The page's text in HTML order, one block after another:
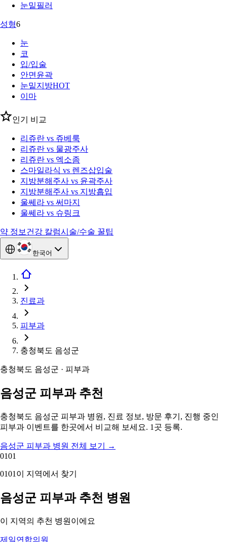
눈밑필러
성형6
눈
코
입/입술
안면윤곽
눈밑지방HOT
이마
인기 비교
리쥬란 vs 쥬베룩
리쥬란 vs 물광주사
리쥬란 vs 엑소좀
스마일라식 vs 렌즈삽입술
지방분해주사 vs 윤곽주사
지방분해주사 vs 지방흡입
울쎄라 vs 써마지
울쎄라 vs 슈링크
약 정보 건강 칼럼시술/수술 꿀팁
한국어
진료과
피부과
충청북도 음성군
충청북도 음성군 · 피부과
음성군 피부과 추천
충청북도 음성군 피부과 병원, 진료 정보, 방문 후기, 진행 중인
피부과 이벤트를 한곳에서 비교해 보세요. 1곳 등록.
음성군 피부과 병원 전체 보기
→
0101
0101 이 지역에서 찾기
음성군 피부과 추천 병원
이 지역의 추천 병원이에요
제일연합의원